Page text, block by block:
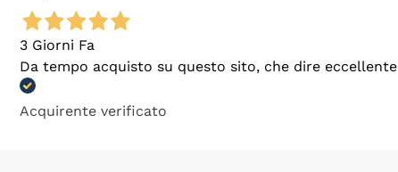
3 Giorni Fa
Da tempo acquisto su questo sito, che dire eccellente
Acquirente verificato